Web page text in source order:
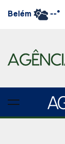
Belém --°